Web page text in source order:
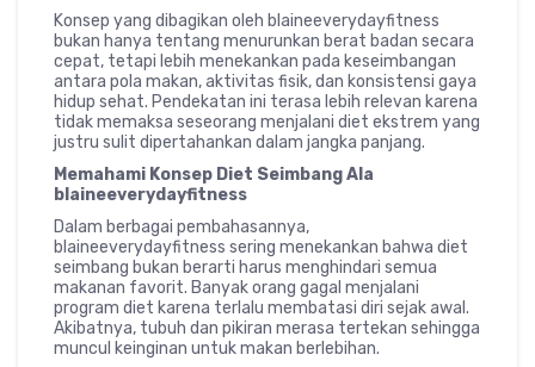
Konsep yang dibagikan oleh blaineeverydayfitness
bukan hanya tentang menurunkan berat badan secara
cepat, tetapi lebih menekankan pada keseimbangan
antara pola makan, aktivitas fisik, dan konsistensi gaya
hidup sehat. Pendekatan ini terasa lebih relevan karena
tidak memaksa seseorang menjalani diet ekstrem yang
justru sulit dipertahankan dalam jangka panjang.
Memahami Konsep Diet Seimbang Ala
blaineeverydayfitness
Dalam berbagai pembahasannya,
blaineeverydayfitness sering menekankan bahwa diet
seimbang bukan berarti harus menghindari semua
makanan favorit. Banyak orang gagal menjalani
program diet karena terlalu membatasi diri sejak awal.
Akibatnya, tubuh dan pikiran merasa tertekan sehingga
muncul keinginan untuk makan berlebihan.